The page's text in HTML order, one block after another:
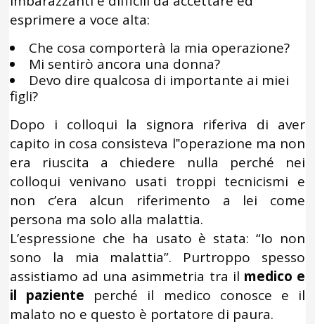
esprimere a voce alta:
Che cosa comporterà la mia operazione?
Mi sentirò ancora una donna?
Devo dire qualcosa di importante ai miei
figli?
Dopo i colloqui la signora riferiva di aver
capito in cosa consisteva l‟operazione ma non
era riuscita a chiedere nulla perché nei
colloqui venivano usati troppi tecnicismi e
non c’era alcun riferimento a lei come
persona ma solo alla malattia.
L’espressione che ha usato è stata: “Io non
sono la mia malattia”. Purtroppo spesso
assistiamo ad una asimmetria tra il medico e
il paziente perché il medico conosce e il
malato no e questo è portatore di paura.